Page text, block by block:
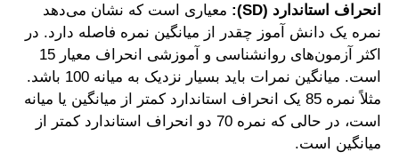
انحراف استاندارد (SD):
معیاری است که نشان می‌دهد
نمره یک دانش آموز چقدر از میانگین نمره فاصله دارد. در
اکثر آزمون‌های روانشناسی و آموزشی انحراف معیار 15
است. میانگین نمرات باید بسیار نزدیک به میانه 100 باشد.
مثلاً نمره 85 یک انحراف استاندارد کمتر از میانگین یا میانه
است، در حالی که نمره 70 دو انحراف استاندارد کمتر از
میانگین است.